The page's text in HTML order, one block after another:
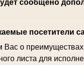
сообщено
посетители
о
листа для